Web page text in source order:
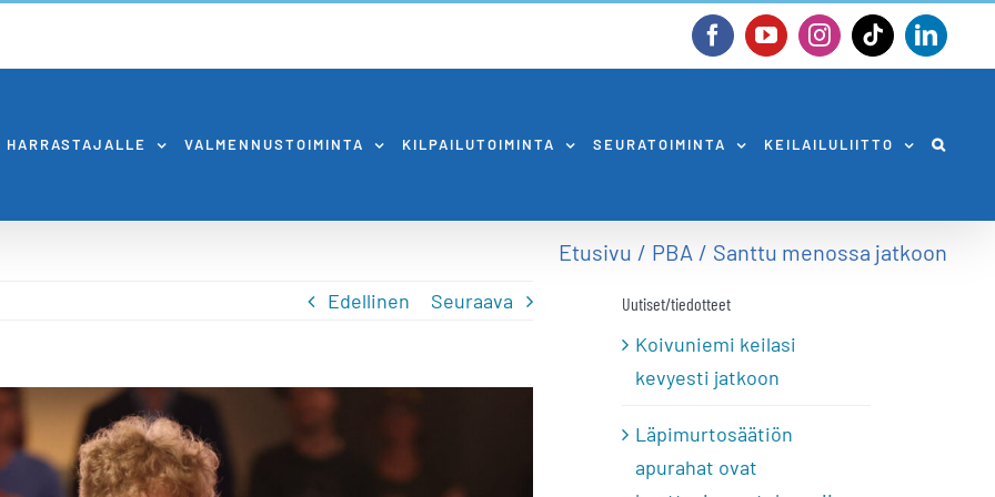
FacebookYouTubeInstagram
Tiktok
HARRASTAJALLE VALMENNUSTOIMINTA KILPAILUTOIMINTA SEURATOIMINTA KEILAILULIITTO
Etusivu PBA Santtu menossa jatkoon
Edellinen Seuraava Uutiset/tiedotteet
Koivuniemi keilasi
kevyesti jatkoon
Läpimurtosäätiön
apurahat ovat